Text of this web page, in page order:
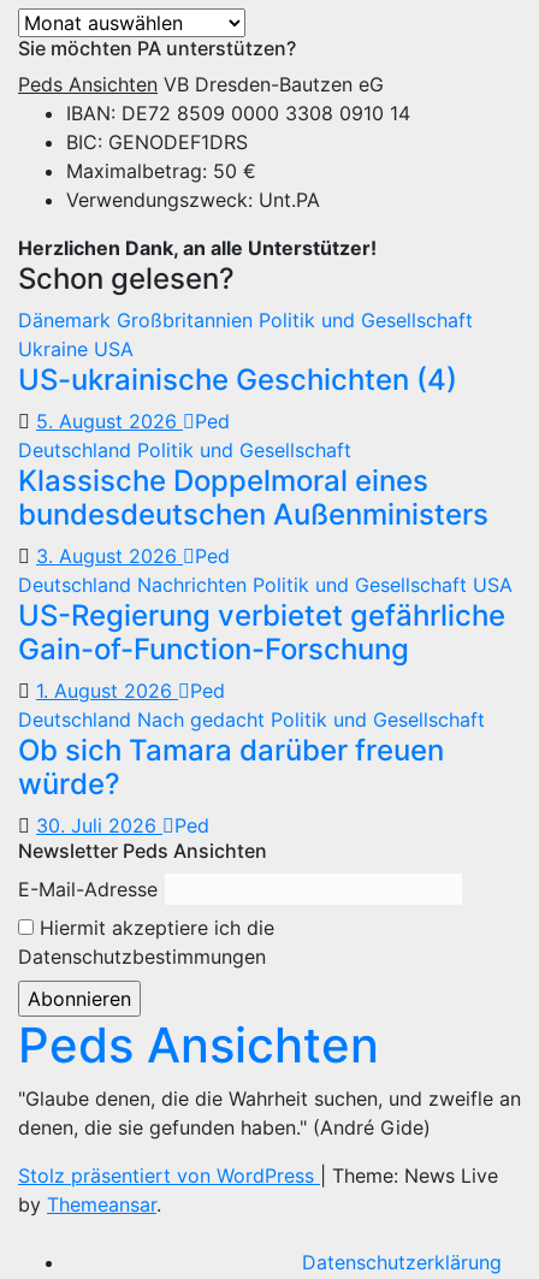
Archiv
Sie möchten PA unterstützen?
Peds Ansichten VB Dresden-Bautzen eG
IBAN: DE72 8509 0000 3308 0910 14
BIC: GENODEF1DRS
Maximalbetrag: 50 €
Verwendungszweck: Unt.PA
Herzlichen Dank, an alle Unterstützer!
Schon gelesen?
Dänemark Großbritannien Politik und Gesellschaft
Ukraine USA
US-ukrainische Geschichten (4)
5. August 2026
Ped
Deutschland Politik und Gesellschaft
Klassische Doppelmoral eines
bundesdeutschen Außenministers
3. August 2026
Ped
Deutschland Nachrichten Politik und Gesellschaft USA
US-Regierung verbietet gefährliche
Gain-of-Function-Forschung
1. August 2026
Ped
Deutschland Nach gedacht Politik und Gesellschaft
Ob sich Tamara darüber freuen
würde?
30. Juli 2026
Ped
Newsletter Peds Ansichten
E-Mail-Adresse
Hiermit akzeptiere ich die
Datenschutzbestimmungen
Peds Ansichten
"Glaube denen, die die Wahrheit suchen, und zweifle an
denen, die sie gefunden haben." (André Gide)
Stolz präsentiert von WordPress
Theme: News Live
by Themeansar.
Datenschutzerklärung